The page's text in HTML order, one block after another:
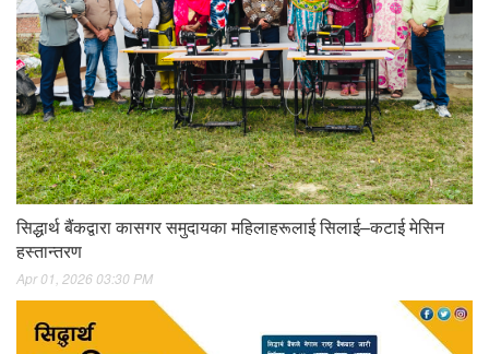
सिद्धार्थ बैंकद्वारा कासगर समुदायका महिलाहरूलाई सिलाई–कटाई मेसिन
हस्तान्तरण
Apr 01, 2026 03:30 PM